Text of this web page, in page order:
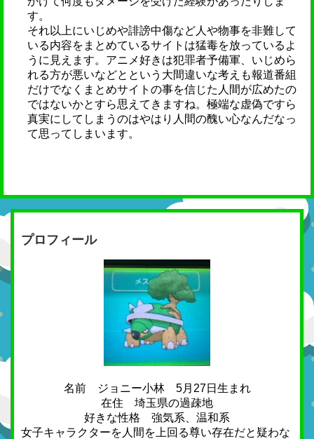
す。
それ以上にいじめや誹謗中傷など人や物事を非難して
いる内容をまとめているサイトは猛毒を放っているよ
うに見えます。アニメ好きは犯罪者予備軍、いじめら
れる方が悪いなどとという大間違いな考えも報道番組
だけでなくまとめサイトの事を信じた人間が広めたの
ではないかとすら思えてきますね。極端な虚偽ですら
真実にしてしまうのはやはり人間の醜い心なんだなっ
て思ってしまいます。
プロフィール
名前 ジョニー小林 5月27日生まれ
在住 埼玉県の過疎地
好きな性格 強気系、温和系
女子キャラクターを人間を上回る尊い存在だと疑わな